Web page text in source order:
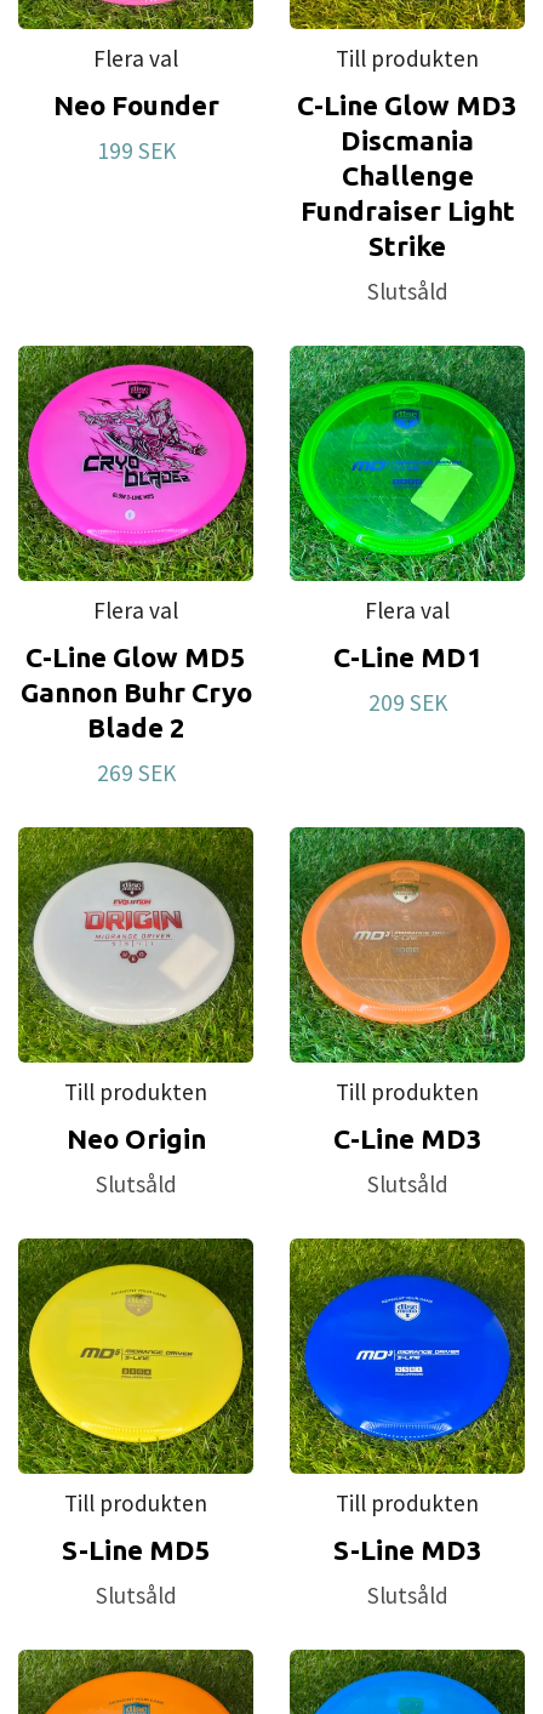
a global sport by taking it into a new country
every year.
OUR VISION
Reinvent Your Game
Flera val
Neo Founder
199 SEK
Till produkten
C-Line Glow MD3
Discmania
Challenge
Fundraiser Light
Strike
Slutsåld
Flera val
C-Line Glow MD5
Gannon Buhr Cryo
Blade 2
269 SEK
Flera val
C-Line MD1
209 SEK
Till produkten
Neo Origin
Slutsåld
Till produkten
C-Line MD3
Slutsåld
Till produkten
S-Line MD5
Slutsåld
Till produkten
S-Line MD3
Slutsåld